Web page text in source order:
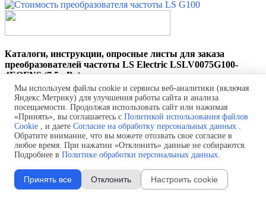
Каталоги, инструкции, опросные листы для заказа
преобразователей частоты LS Electric LSLV0075G100-
4EOFNS (7,5 кВт)
Каталог Преобразователи частоты LS Electric G100
Руководство пользователя LSLV-G100
Опросный лист для заказа преобразователя частоты
Руководство пользователяLSLV-G100 (RUS)
Политика обработки персональных данных
Согласие на обработку персональных данных
Мы используем файлы cookie и сервисы веб-аналитики (включая
Яндекс.Метрику) для улучшения работы сайта и анализа
посещаемости. Продолжая использовать сайт или нажимая
«Принять», вы соглашаетесь с Политикой использования файлов
Cookie , и даете Согласие на обработку персональных данных .
Обратите внимание, что вы можете отозвать свое согласие в
любое время. При нажатии «Отклонить» данные не собираются.
Подробнее в Политике обработки персональных данных.
Принять все Отклонить Настроить cookie